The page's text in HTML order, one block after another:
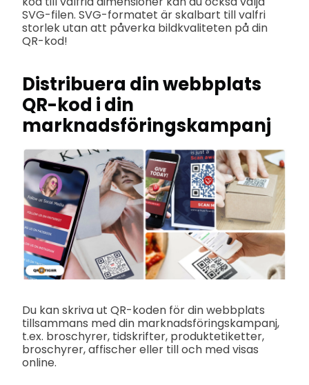
SVG-filen. SVG-formatet är skalbart till valfri
storlek utan att påverka bildkvaliteten på din
QR-kod!
Distribuera din webbplats
QR-kod i din
marknadsföringskampanj
Du kan skriva ut QR-koden för din webbplats
tillsammans med din marknadsföringskampanj,
t.ex. broschyrer, tidskrifter, produktetiketter,
broschyrer, affischer eller till och med visas
online.